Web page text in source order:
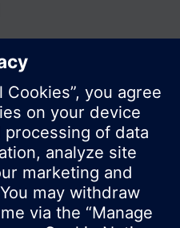
ohne